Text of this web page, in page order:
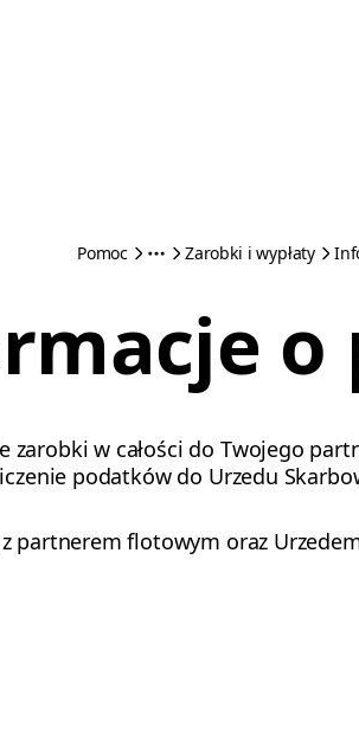
Pomoc Zarobki i wypłaty
o
zarobki w całości do Twojego
podatków do Urzedu
partnerem flotowym oraz